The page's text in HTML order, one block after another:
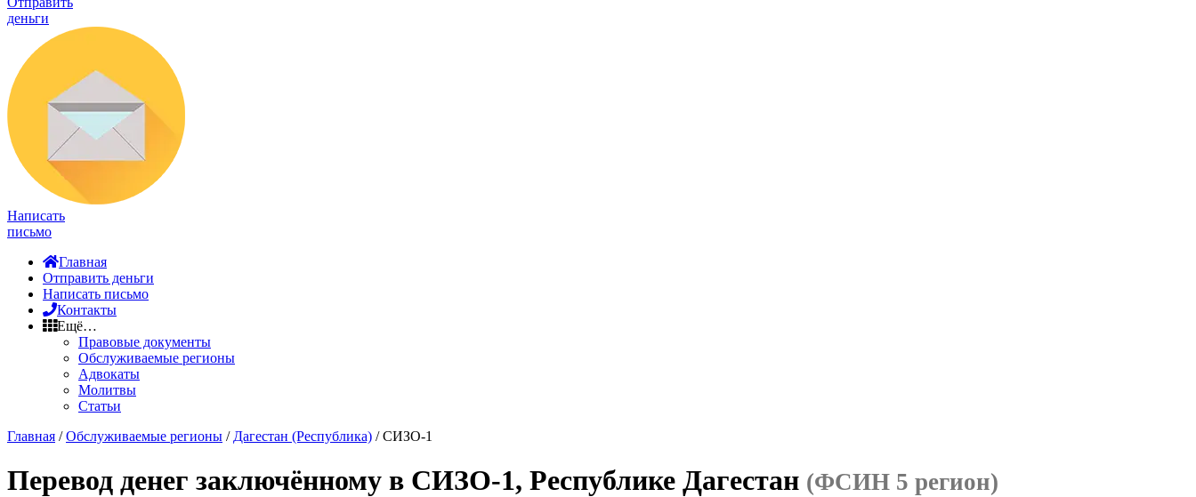
деньги
Написать
письмо
Главная
Отправить деньги
Написать письмо
Контакты
Ещё…
Правовые документы
Обслуживаемые регионы
Адвокаты
Молитвы
Статьи
Главная /Обслуживаемые регионы / Дагестан (Республика) / СИЗО-1
Перевод денег заключённому в СИЗО-1, Республике Дагестан (ФСИН 5 регион)